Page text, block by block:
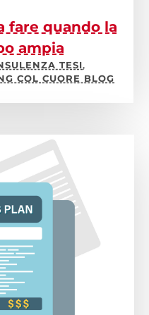
fare quando la
ampia
TESI,
COL CUORE BLOG